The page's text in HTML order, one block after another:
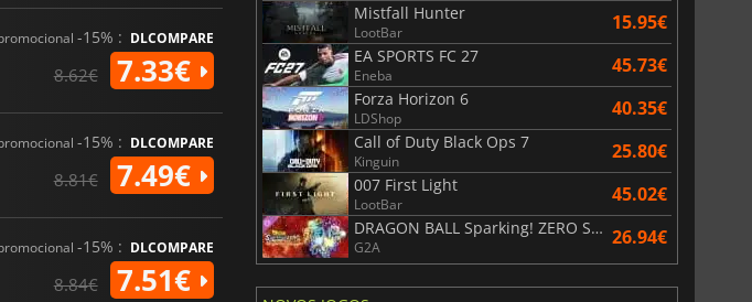
-15% : DLCOMPARE
8.62€ 7.33€
-15% : DLCOMPARE
8.81€ 7.49€
-15% : DLCOMPARE
8.84€ 7.51€
Mistfall Hunter
LootBar 15.95€
EA SPORTS FC 27
Eneba 45.73€
Forza Horizon 6
LDShop 40.35€
Call of Duty Black Ops 7
Kinguin 25.80€
007 First Light
LootBar 45.02€
DRAGON BALL Sparking! ZERO Super Limit Breaking NEO
G2A 26.94€